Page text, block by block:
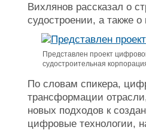
Вихлянов рассказал о
судостроении, а также
Представлен проект
судостроительная
По словам спикера,
трансформации
новых подходов к
цифровые технологии,